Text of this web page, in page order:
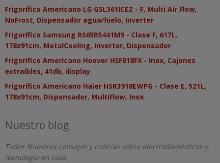
Frigorífico Americano LG GSL361ICEZ - F, Multi Air Flow,
NoFrost, Dispensador agua/hielo, Inverter
Frigorífico Samsung RS65R5441M9 - Clase F, 617L,
178x91cm, MetalCooling, Inverter, Dispensador
Frigorifico Americano Hoover HSF818FX - Inox, Cajones
extraíbles, 41db, display
Frigorífico Americano Haier HSR3918EWPG - Clase E, 521L,
178x91cm, Dispensador, MultiFlow, Inox
Nuestro blog
Todos Nuestros consejos y noticias sobre electrodomésticos y
tecnología en casa.